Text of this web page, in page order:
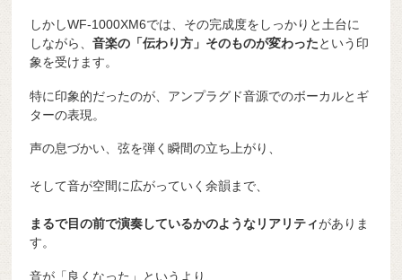
しかしWF-1000XM6では、その完成度をしっかりと土台に
しながら、音楽の「伝わり方」そのものが変わったという印
象を受けます。
特に印象的だったのが、アンプラグド音源でのボーカルとギ
ターの表現。
声の息づかい、弦を弾く瞬間の立ち上がり、
そして音が空間に広がっていく余韻まで、
まるで目の前で演奏しているかのようなリアリティがありま
す。
音が「良くなった」というより、